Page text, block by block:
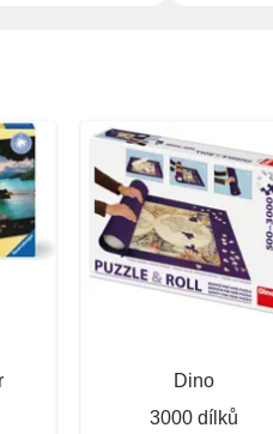
Dino
3000 dílků